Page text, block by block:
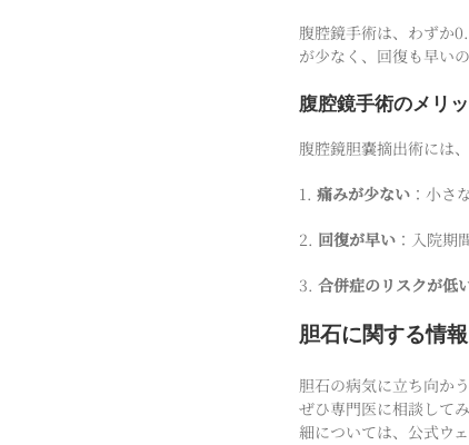
腹腔鏡手術は、わずか
が少なく、回復も早い
腹腔鏡手術のメリ
腹腔鏡胆嚢摘出術には
1. 痛みが少ない：小さ
2. 回復が早い：入院期
3. 合併症のリスクが低
胆石に関する情
胆石の病気に立ち向か
ぜひ専門医に相談して
細については、公式ウ